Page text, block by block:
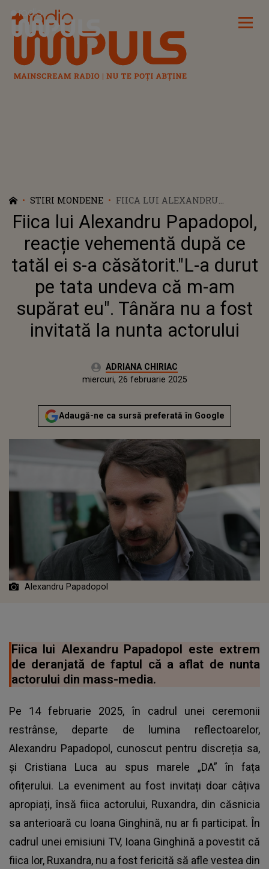
Radio Impuls
STIRI MONDENE
FIICA LUI ALEXANDRU
PAPADOPOL, REACȚIE
VEHEMENTĂ DUPĂ CE TATĂL EI
S-A CĂSĂTORIT."L-A DURUT PE
TATA UNDEVA CĂ M-AM
SUPĂRAT EU". TÂNĂRA NU A
FOST INVITATĂ LA NUNTA
ACTORULUI
Fiica lui Alexandru Papadopol,
reacție vehementă după ce
tatăl ei s-a căsătorit."L-a durut
pe tata undeva că m-am
supărat eu". Tânăra nu a fost
invitată la nunta actorului
Autor:ADRIANA CHIRIAC
miercuri, 26 februarie 2025
Actualizat:
miercuri, 26 februarie 2025
Adaugă-ne ca sursă preferată în Google
Alexandru Papadopol
Fiica lui Alexandru Papadopol este extrem
de deranjată de faptul că a aflat de nunta
actorului din mass-media.
Pe 14 februarie 2025, în cadrul unei ceremonii
restrânse, departe de lumina reflectoarelor,
Alexandru Papadopol, cunoscut pentru discreția sa,
și Cristiana Luca au spus marele „DA” în fața
ofițerului. La eveniment au fost invitați doar câțiva
apropiați, însă fiica actorului, Ruxandra, din căsnicia
sa anterioară cu Ioana Ginghină, nu ar fi participat. În
cadrul unei emisiuni TV, Ioana Ginghină a povestit că
fiica lor, Ruxandra, nu a fost fericită să afle vestea din